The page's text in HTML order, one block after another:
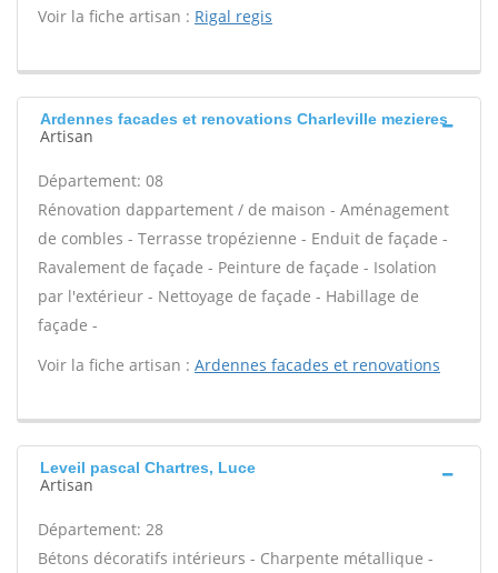
Voir la fiche artisan : Rigal regis
Ardennes facades et renovations Charleville mezieres
Artisan
Département: 08
Rénovation dappartement / de maison - Aménagement
de combles - Terrasse tropézienne - Enduit de façade -
Ravalement de façade - Peinture de façade - Isolation
par l'extérieur - Nettoyage de façade - Habillage de
façade -
Voir la fiche artisan : Ardennes facades et renovations
Leveil pascal Chartres, Luce
Artisan
Département: 28
Bétons décoratifs intérieurs - Charpente métallique -